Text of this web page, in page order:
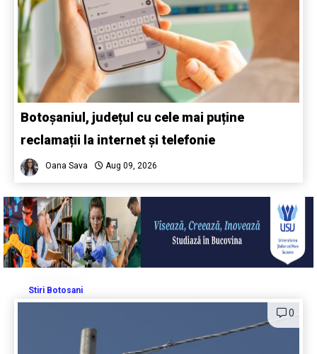
Botoșaniul, județul cu cele mai puține
reclamații la internet și telefonie
Oana Sava Aug 09, 2026
Stiri Botosani
0